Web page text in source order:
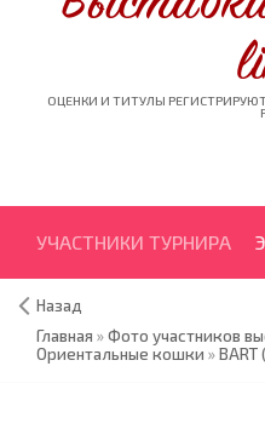
ОЦЕНКИ И ТИТУЛЫ
УЧАСТНИКИ ТУРНИРА
Назад
Главная »Фото участников
Ориентальные кошки »BART